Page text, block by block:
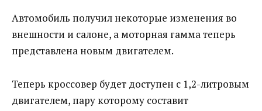
Автомобиль получил некоторые изменения во
внешности и салоне, а моторная гамма теперь
представлена новым двигателем.
Теперь кроссовер будет доступен с 1,2-литровым
двигателем, пару которому составит